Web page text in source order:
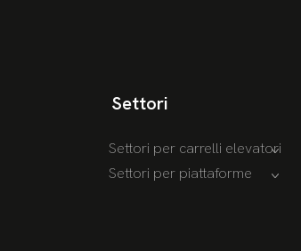
Settori
Settori per carrelli elevatori
Settori per piattaforme